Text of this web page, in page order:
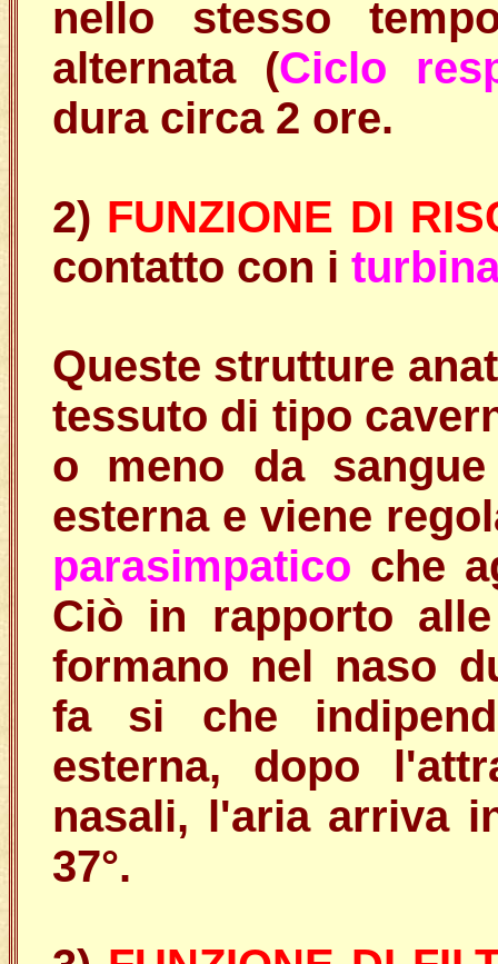
nello stesso
alternata (Ciclo
dura circa 2 ore.
2) FUNZIONE DI
contatto con i
Queste strutture
tessuto di tipo
o meno da
esterna e viene
parasimpatico che
Ciò in rapporto
formano nel naso
fa si che
esterna, dopo
nasali, l'aria arriva
37°.